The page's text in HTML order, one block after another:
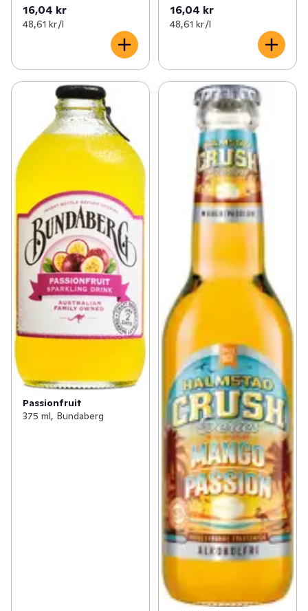
16,04 kr
48,61 kr /l
16,04 kr
48,61 kr /l
Passionfruit
375 ml, Bundaberg